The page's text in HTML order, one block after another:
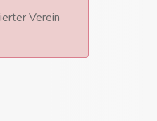
Verein